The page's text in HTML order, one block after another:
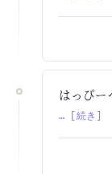
はっぴー
… [続き]